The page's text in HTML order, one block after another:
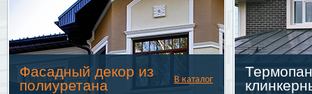
Фасадный декор из
полиуретана
В каталог